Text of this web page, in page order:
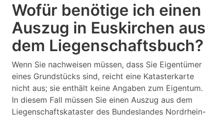
Wofür benötige ich einen
Auszug in Euskirchen aus
dem Liegenschaftsbuch?
Wenn Sie nachweisen müssen, dass Sie Eigentümer
eines Grundstücks sind, reicht eine Katasterkarte
nicht aus; sie enthält keine Angaben zum Eigentum.
In diesem Fall müssen Sie einen Auszug aus dem
Liegenschaftskataster des Bundeslandes Nordrhein-